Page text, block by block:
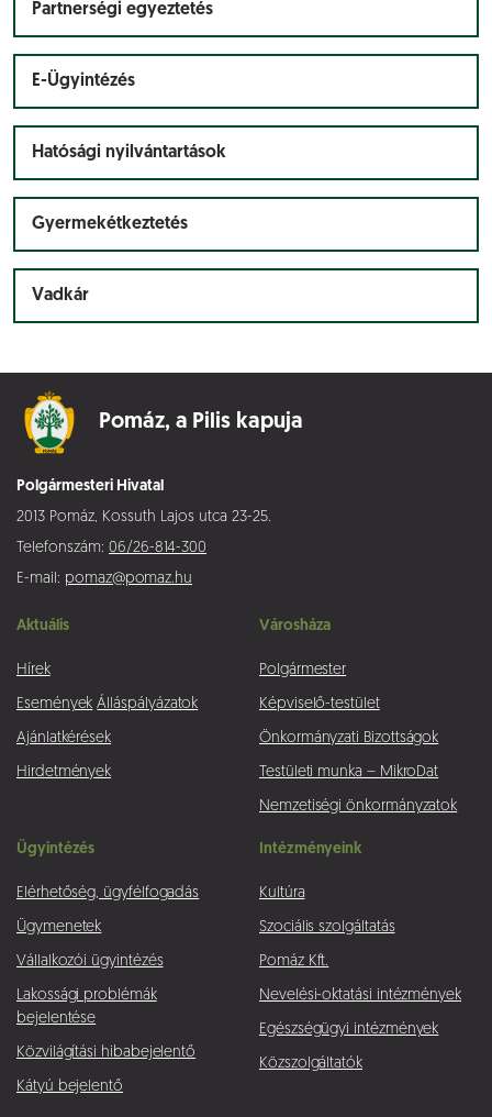
Partnerségi egyeztetés
E-Ügyintézés
Hatósági nyilvántartások
Gyermekétkeztetés
Vadkár
Pomáz, a Pilis kapuja
Polgármesteri Hivatal
2013 Pomáz, Kossuth Lajos utca 23-25.
Telefonszám: 06/26-814-300
E-mail: pomaz@pomaz.hu
Aktuális
Hírek
Események Álláspályázatok
Ajánlatkérések
Hirdetmények
Városháza
Polgármester
Képviselő-testület
Önkormányzati Bizottságok
Testületi munka – MikroDat
Nemzetiségi önkormányzatok
Ügyintézés
Elérhetőség, ügyfélfogadás
Ügymenetek
Vállalkozói ügyintézés
Lakossági problémák
bejelentése
Közvilágítási hibabejelentő
Kátyú bejelentő
Intézményeink
Kultúra
Szociális szolgáltatás
Pomáz Kft.
Nevelési-oktatási intézmények
Egészségügyi intézmények
Közszolgáltatók